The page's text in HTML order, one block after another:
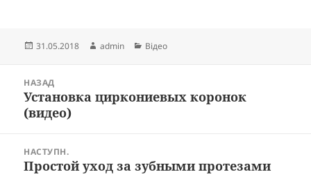
Опубліковано
31.05.2018 Автор
admin Категорії
Відео
записівНАЗАД
Попередній
запис:
Установка циркониевых коронок
(видео)
НАСТУПН.
Наступний
Простой уход за зубными протезами